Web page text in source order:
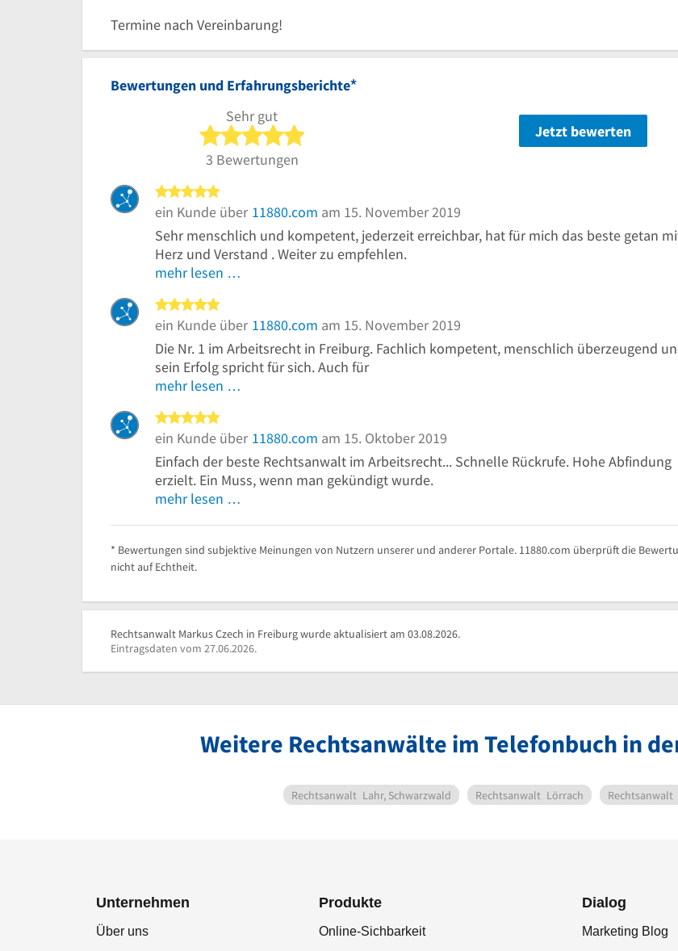
Termine nach Vereinbarung!
Bewertungen und Erfahrungsberichte*
Sehr gut
5 von 5 Sternen
3 Bewertungen
Jetzt bewerten
ein Kunde über 11880.com am 15. November 2019
Sehr menschlich und kompetent, jederzeit erreichbar, hat für mich das beste getan
Herz und Verstand . Weiter zu empfehlen.
mehr lesen …
ein Kunde über 11880.com am 15. November 2019
Die Nr. 1 im Arbeitsrecht in Freiburg. Fachlich kompetent, menschlich überzeugend
sein Erfolg spricht für sich. Auch für
mehr lesen …
ein Kunde über 11880.com am 15. Oktober 2019
Einfach der beste Rechtsanwalt im Arbeitsrecht... Schnelle Rückrufe. Hohe Abfindung
erzielt. Ein Muss, wenn man gekündigt wurde.
mehr lesen …
* Bewertungen sind subjektive Meinungen von Nutzern unserer und anderer Portale. 11880.com überprüft die
nicht auf Echtheit.
Rechtsanwalt Markus Czech in Freiburg wurde aktualisiert am 03.08.2026.
Eintragsdaten vom 27.06.2026.
Weitere Rechtsanwälte im Telefonbuch in
Rechtsanwalt Lahr, Schwarzwald Rechtsanwalt Lörrach Rechtsanwalt
Unternehmen
Über uns
Produkte
Online-Sichbarkeit
Dialog
Marketing Blog